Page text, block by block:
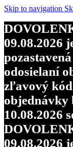
Skip to navigation
10.08.2026
09.08.2026
odosielaní
zľavový
objednávky
10.08.2026
09.08.2026
odosielaní
zľavový
objednávky
10.08.2026
09.08.2026